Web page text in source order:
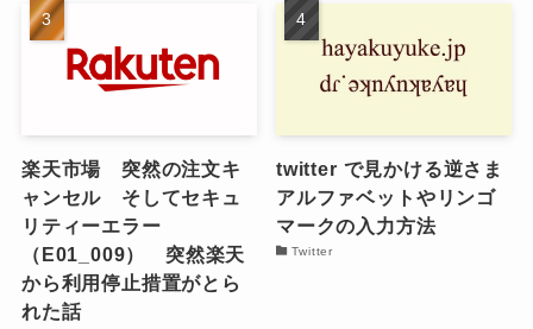
楽天市場 突然の注文キ
ャンセル そしてセキュ
リティーエラー
（E01_009） 突然楽天
から利用停止措置がとら
れた話
twitter で見かける逆さま
アルファベットやリンゴ
マークの入力方法
Twitter